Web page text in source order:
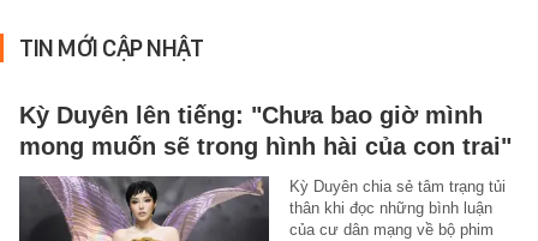
TIN MỚI CẬP NHẬT
Kỳ Duyên lên tiếng: "Chưa bao giờ mình
mong muốn sẽ trong hình hài của con trai"
Kỳ Duyên chia sẻ tâm trạng tủi
thân khi đọc những bình luận
của cư dân mạng về bộ phim